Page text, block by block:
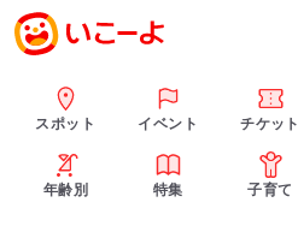
スポット イベント チケット
年齢別 特集 子育て